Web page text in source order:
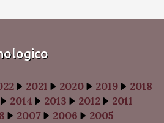
2021 2020 2019
2018
2014 2013 2012
2011
2007 2006 2005